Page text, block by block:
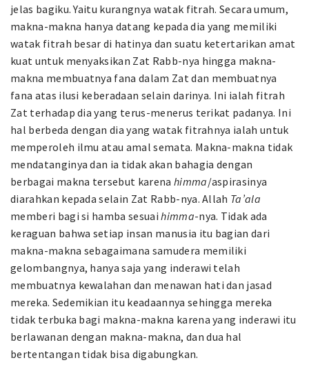
jelas bagiku. Yaitu kurangnya watak fitrah. Secara umum,
makna-makna hanya datang kepada dia yang memiliki
watak fitrah besar di hatinya dan suatu ketertarikan amat
kuat untuk menyaksikan Zat Rabb-nya hingga makna-
makna membuatnya fana dalam Zat dan membuatnya
fana atas ilusi keberadaan selain darinya. Ini ialah fitrah
Zat terhadap dia yang terus-menerus terikat padanya. Ini
hal berbeda dengan dia yang watak fitrahnya ialah untuk
memperoleh ilmu atau amal semata. Makna-makna tidak
mendatanginya dan ia tidak akan bahagia dengan
berbagai makna tersebut karena himma/aspirasinya
diarahkan kepada selain Zat Rabb-nya. Allah Ta’ala
memberi bagi si hamba sesuaihimma-nya. Tidak ada
keraguan bahwa setiap insan manusia itu bagian dari
makna-makna sebagaimana samudera memiliki
gelombangnya, hanya saja yang inderawi telah
membuatnya kewalahan dan menawan hati dan jasad
mereka. Sedemikian itu keadaannya sehingga mereka
tidak terbuka bagi makna-makna karena yang inderawi itu
berlawanan dengan makna-makna, dan dua hal
bertentangan tidak bisa digabungkan.